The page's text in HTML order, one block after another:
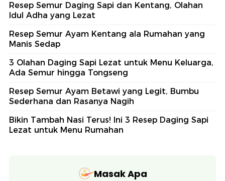
Resep Semur Daging Sapi dan Kentang, Olahan
Idul Adha yang Lezat
Resep Semur Ayam Kentang ala Rumahan yang
Manis Sedap
3 Olahan Daging Sapi Lezat untuk Menu Keluarga,
Ada Semur hingga Tongseng
Resep Semur Ayam Betawi yang Legit, Bumbu
Sederhana dan Rasanya Nagih
Bikin Tambah Nasi Terus! Ini 3 Resep Daging Sapi
Lezat untuk Menu Rumahan
Masak Apa